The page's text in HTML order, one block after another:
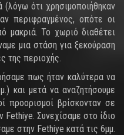
(λόγω ότι χρησιμοποιήθηκαν
περιφραγμένος, οπότε οι
μακριά. Το χωριό διαθέτει
μια στάση για ξεκούραση
της περιοχής.
πως ήταν καλύτερα να
και μετά να αναζητήσουμε
προορισμοί βρίσκονταν σε
Συνεχίσαμε στο ίδιο
στην Fethiye κατά τις 6μμ.